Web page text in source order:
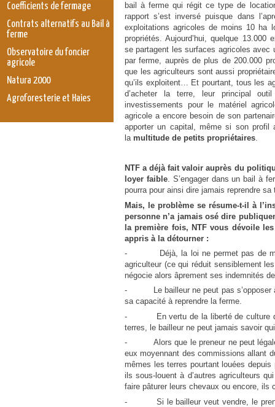
bail à ferme qui régit ce type de
rapport s’est inversé puisque dans
exploitations agricoles de moins 10 ha
propriétés. Aujourd’hui, quelque 13.000
se partagent les surfaces agricoles avec
par ferme, auprès de plus de 200.000
que les agriculteurs sont aussi
qu’ils exploitent… Et pourtant, tous les
d’acheter la terre, leur principal
investissements pour le matériel
agricole a encore besoin de son
apporter un capital, même si son profil
la multitude de petits propriétaires.
NTF a déjà fait valoir auprès du
loyer faible. S’engager dans un bail à
pourra pour ainsi dire jamais reprendre sa
Mais, le problème se résume-t-il à
personne n’a jamais osé dire
la première fois, NTF vous dévoile
appris à la détourner :
- Déjà, la loi ne permet pas de
agriculteur (ce qui réduit sensiblement
négocie alors âprement ses indemnités
- Le bailleur ne peut pas s’opposer à
sa capacité à reprendre la ferme.
- En vertu de la liberté de culture du
terres, le bailleur ne peut jamais savoir
- Alors que le preneur ne peut
eux moyennant des commissions allant
mêmes les terres pourtant louées
ils sous-louent à d’autres agriculteurs
faire pâturer leurs chevaux ou encore, ils
- Si le bailleur veut vendre, le preneur
Coefficients de fermage
Contrats alternatifs au Bail à
ferme
Observatoire du foncier
agricole
Natura 2000
Agroforesterie et Haies